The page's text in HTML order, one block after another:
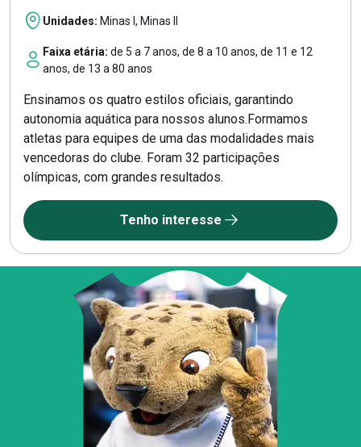
Unidades: Minas I, Minas II
Faixa etária: de 5 a 7 anos, de 8 a 10 anos, de 11 e 12
anos, de 13 a 80 anos
Ensinamos os quatro estilos oficiais, garantindo
autonomia aquática para nossos alunos.Formamos
atletas para equipes de uma das modalidades mais
vencedoras do clube. Foram 32 participações
olímpicas, com grandes resultados.
Tenho interesse